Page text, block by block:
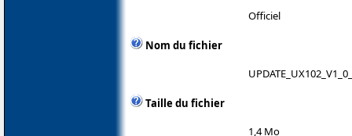
Officiel
Nom du fichier
Taille du fichier
1,4 Mo